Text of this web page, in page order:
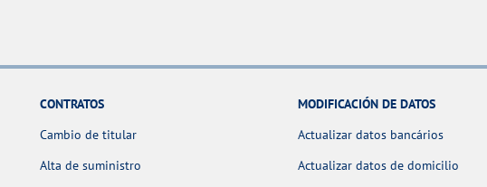
CONTRATOS
Cambio de titular
Alta de suministro
MODIFICACIÓN DE DATOS
Actualizar datos bancários
Actualizar datos de domicilio